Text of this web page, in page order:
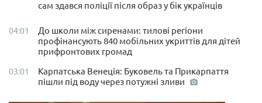
сам здався поліції після образ у бік українців
04:01
До школи між сиренами: тилові регіони
профінансують 840 мобільних укриттів для дітей
прифронтових громад
03:01
Карпатська Венеція: Буковель та Прикарпаття
пішли під воду через потужні зливи